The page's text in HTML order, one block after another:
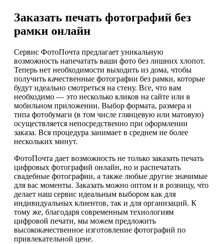
Заказать печать фотографий без
рамки онлайн
Сервис ФотоПочта предлагает уникальную
возможность напечатать ваши фото без лишних хлопот.
Теперь нет необходимости выходить из дома, чтобы
получить качественные фотографии без рамки, которые
будут идеально смотреться на стену. Все, что вам
необходимо — это несколько кликов на сайте или в
мобильном приложении. Выбор формата, размера и
типа фотобумаги (в том числе глянцевую или матовую)
осуществляется непосредственно при оформлении
заказа. Вся процедура занимает в среднем не более
нескольких минут.
ФотоПочта дает возможность не только заказать печать
цифровых фотографий онлайн, но и распечатать
свадебные фотографии, а также любые другие значимые
для вас моменты. Заказать можно оптом и в розницу, что
делает наш сервис идеальным выбором как для
индивидуальных клиентов, так и для организаций. К
тому же, благодаря современным технологиям
цифровой печати, мы можем предложить
высококачественное изготовление фотографий по
привлекательной цене.